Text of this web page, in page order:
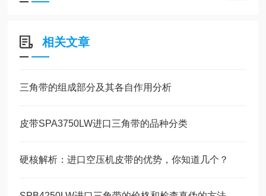
相关文章
三角带的组成部分及其各自作用分析
皮带SPA3750LW进口三角带的品种分类
硬核解析：进口空压机皮带的优势，你知道几个？